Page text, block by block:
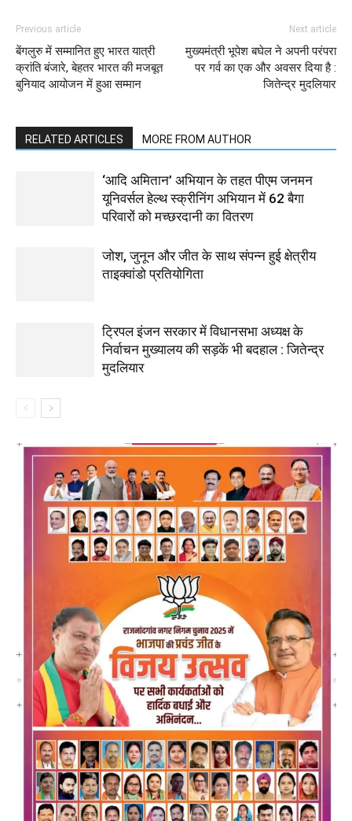
Previous article
बेंगलुरु में सम्मानित हुए भारत यात्री
क्रांति बंजारे, बेहतर भारत की मजबूत
बुनियाद आयोजन में हुआ सम्मान
Next article
मुख्यमंत्री भूपेश बघेल ने अपनी परंपरा
पर गर्व का एक और अवसर दिया है :
जितेन्द्र मुदलियार
RELATED ARTICLES MORE FROM AUTHOR
‘आदि अमितान’ अभियान के तहत पीएम जनमन
यूनिवर्सल हेल्थ स्क्रीनिंग अभियान में 62 बैगा
परिवारों को मच्छरदानी का वितरण
जोश, जुनून और जीत के साथ संपन्न हुई क्षेत्रीय
ताइक्वांडो प्रतियोगिता
ट्रिपल इंजन सरकार में विधानसभा अध्यक्ष के
निर्वाचन मुख्यालय की सड़कें भी बदहाल : जितेन्द्र
मुदलियार